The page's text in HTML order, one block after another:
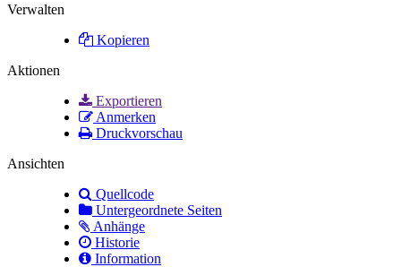
Verwalten
Kopieren
Aktionen
Exportieren
Anmerken
Druckvorschau
Ansichten
Quellcode
Untergeordnete Seiten
Anhänge
Historie
Information